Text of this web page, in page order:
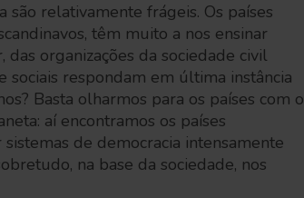
são relativamente frágeis. Os países
têm muito a nos ensinar
organizações da sociedade civil
sociais respondam em última instância
Basta olharmos para os países com o
aí encontramos os países
de democracia intensamente
na base da sociedade, nos